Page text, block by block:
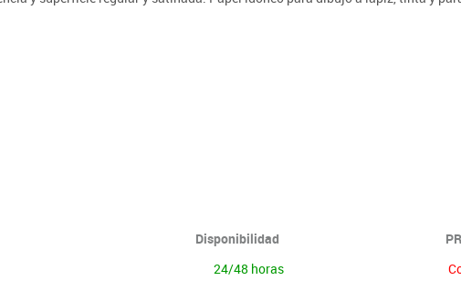
Disponibilidad
24/48 horas